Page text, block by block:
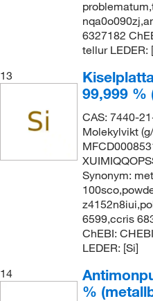
6327182
tellur LEDER:
13
99,999 %
CAS: 7440-
Molekylvikt
Synonym:
6599,ccris
ChEBI:
LEDER: [Si]
14
%